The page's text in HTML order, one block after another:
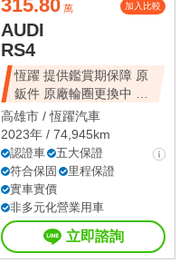
315.80 萬 加入比較
AUDI
RS4
恆躍 提供鑑賞期保障 原
鈑件 原廠輪圈更換中 環
景 碳纖內飾
高雄市 /恆躍汽車
2023年 / 74,945km
認證車
五大保證
符合保固
里程保證
實車實價
非多元化營業用車
立即諮詢